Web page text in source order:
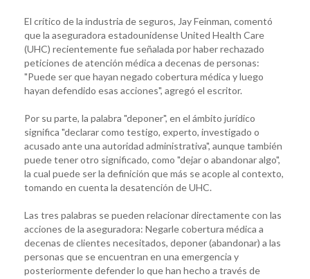
El crítico de la industria de seguros, Jay Feinman, comentó
que la aseguradora estadounidense United Health Care
(UHC) recientemente fue señalada por haber rechazado
peticiones de atención médica a decenas de personas:
"Puede ser que hayan negado cobertura médica y luego
hayan defendido esas acciones", agregó el escritor.
Por su parte, la palabra "deponer", en el ámbito jurídico
significa "declarar como testigo, experto, investigado o
acusado ante una autoridad administrativa", aunque también
puede tener otro significado, como "dejar o abandonar algo",
la cual puede ser la definición que más se acople al contexto,
tomando en cuenta la desatención de UHC.
Las tres palabras se pueden relacionar directamente con las
acciones de la aseguradora: Negarle cobertura médica a
decenas de clientes necesitados, deponer (abandonar) a las
personas que se encuentran en una emergencia y
posteriormente defender lo que han hecho a través de